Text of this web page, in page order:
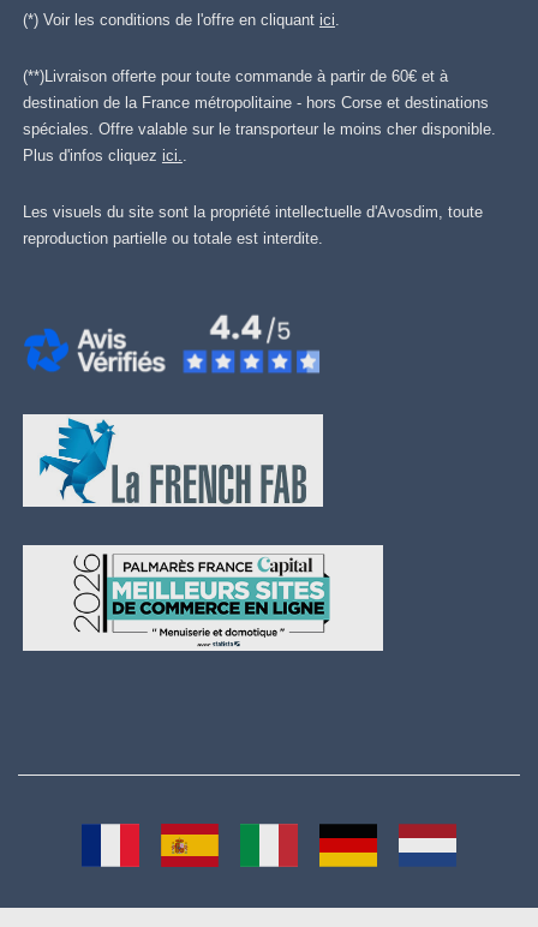
(*) Voir les conditions de l'offre en cliquant ici
(**)Livraison offerte pour toute commande à partir de 60€ et à
destination de la France métropolitaine - hors Corse et destinations
spéciales. Offre valable sur le transporteur le moins cher disponible.
Plus d'infos cliquez ici.
Les visuels du site sont la propriété intellectuelle d'Avosdim, toute
reproduction partielle ou totale est interdite.